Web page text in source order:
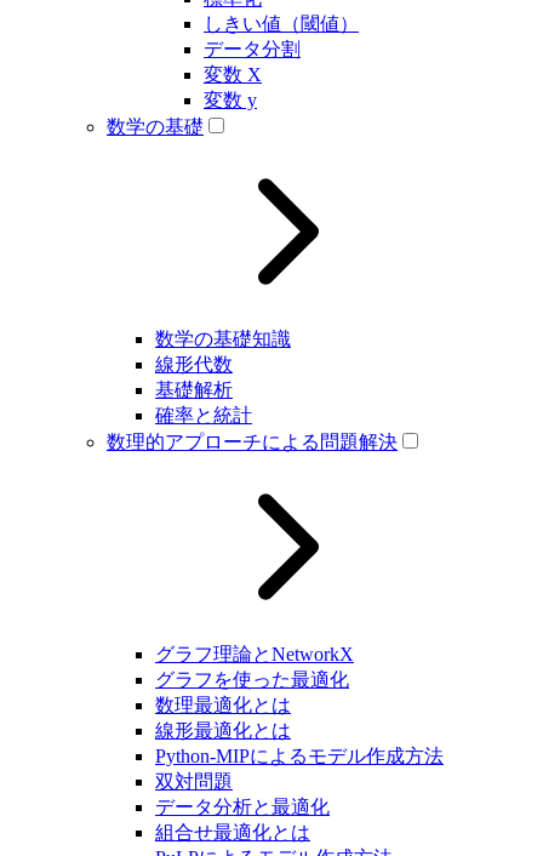
しきい値（閾値）
データ分割
変数 X
変数 y
数学の基礎
数学の基礎知識
線形代数
基礎解析
確率と統計
数理的アプローチによる問題解決
グラフ理論とNetworkX
グラフを使った最適化
数理最適化とは
線形最適化とは
Python-MIPによるモデル作成方法
双対問題
データ分析と最適化
組合せ最適化とは